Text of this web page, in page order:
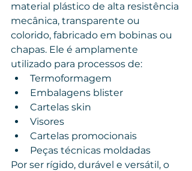
material plástico de alta resistência
mecânica, transparente ou
colorido, fabricado em bobinas ou
chapas. Ele é amplamente
utilizado para processos de:
Termoformagem
Embalagens blister
Cartelas skin
Visores
Cartelas promocionais
Peças técnicas moldadas
Por ser rígido, durável e versátil, o